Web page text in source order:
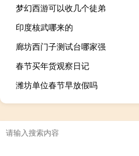
梦幻西游可以收几个徒弟
印度核武哪来的
廊坊西门子测试台哪家强
春节买年货观察日记
潍坊单位春节早放假吗